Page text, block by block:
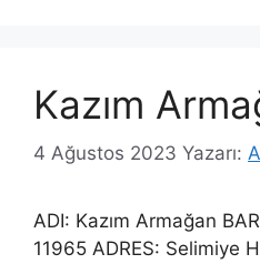
Kazım
4 Ağustos 2023 Yazarı:
ADI: Kazım Armağan
11965 ADRES: Selimiye